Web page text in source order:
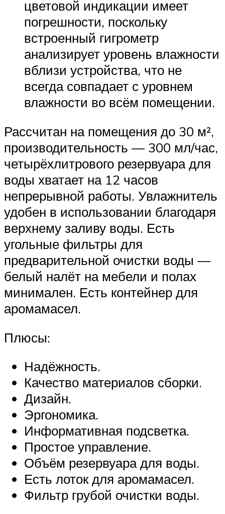
цветовой индикации имеет
погрешности, поскольку
встроенный гигрометр
анализирует уровень влажности
вблизи устройства, что не
всегда совпадает с уровнем
влажности во всём помещении.
Рассчитан на помещения до 30 м²,
производительность — 300 мл/час,
четырёхлитрового резервуара для
воды хватает на 12 часов
непрерывной работы. Увлажнитель
удобен в использовании благодаря
верхнему заливу воды. Есть
угольные фильтры для
предварительной очистки воды —
белый налёт на мебели и полах
минимален. Есть контейнер для
аромамасел.
Плюсы:
Надёжность.
Качество материалов сборки.
Дизайн.
Эргономика.
Информативная подсветка.
Простое управление.
Объём резервуара для воды.
Есть лоток для аромамасел.
Фильтр грубой очистки воды.